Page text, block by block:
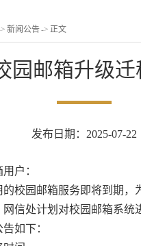
新闻公告-> 正文
园邮箱升级迁
发布日期：2025-07-22
户：
的校园邮箱服务即将到期，
网信处计划对校园邮箱系统
如下：